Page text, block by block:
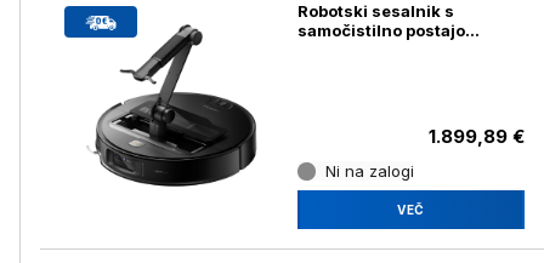
Robotski sesalnik s
samočistilno postajo
1.899,89 €
Ni na zalogi
VEČ